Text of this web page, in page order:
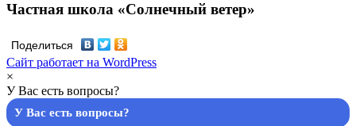
Частная школа «Солнечный ветер»
Поделиться
Сайт работает на WordPress
×
У Вас есть вопросы?
У Вас есть вопросы?